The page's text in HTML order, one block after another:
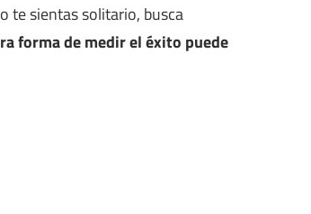
te sientas solitario, busca
forma de medir el éxito puede